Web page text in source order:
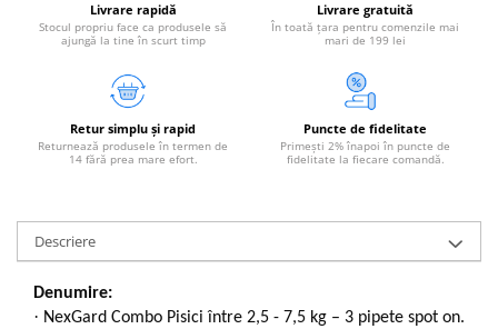
Livrare rapidă
Stocul propriu face ca produsele să
ajungă la tine în scurt timp
Livrare gratuită
În toată țara pentru comenzile mai
mari de 199 lei
Retur simplu și rapid
Returnează produsele în termen de
14 fără prea mare efort.
Puncte de fidelitate
Primești 2% înapoi în puncte de
fidelitate la fiecare comandă.
Descriere
Denumire:
· NexGard Combo Pisici între 2,5 - 7,5 kg – 3 pipete spot on.